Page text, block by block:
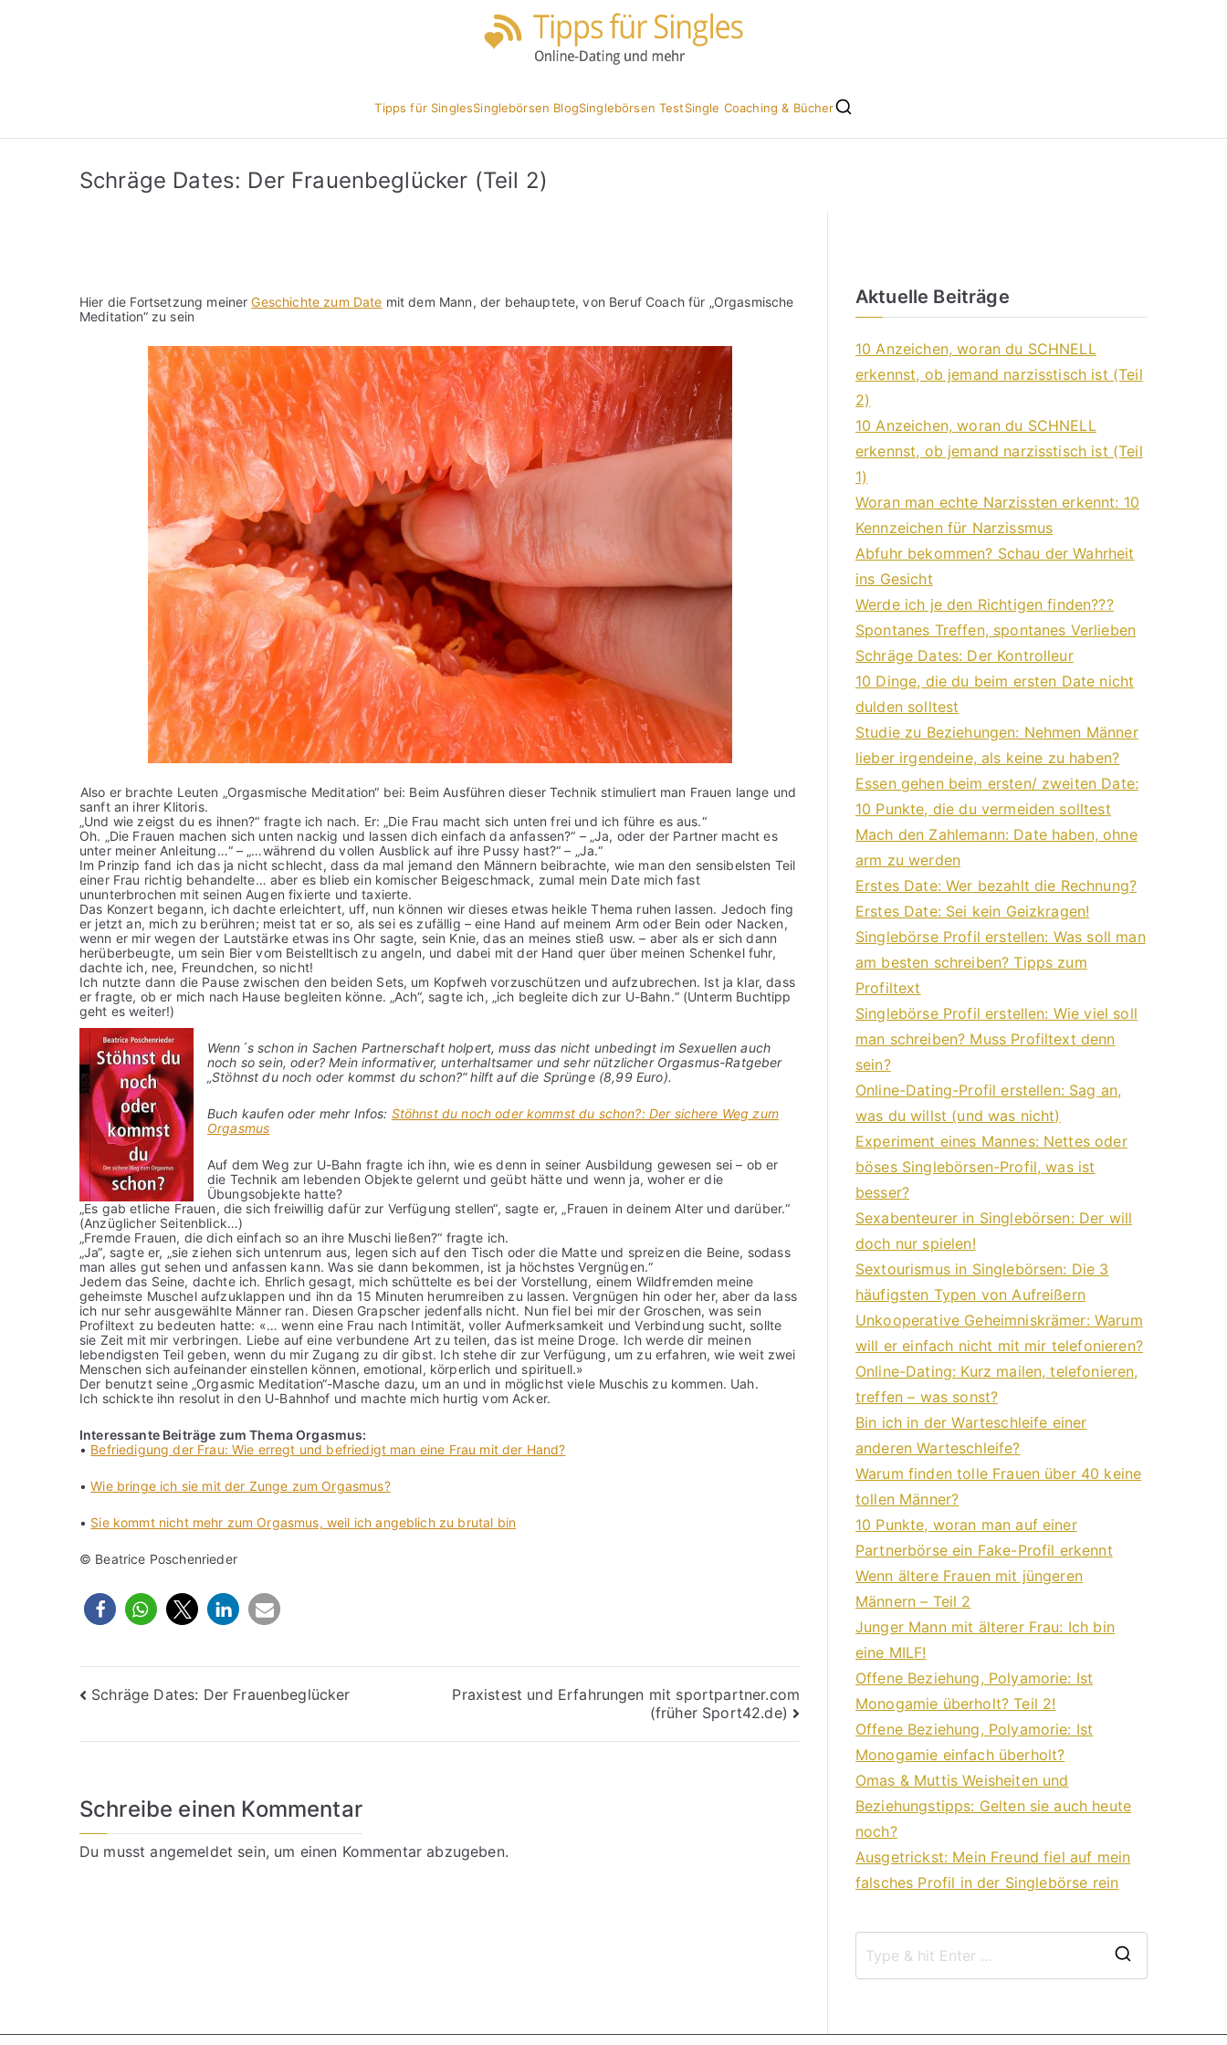
Tipps für SinglesSinglebörsen BlogSinglebörsen TestSingle Coaching & Bücher
Schräge Dates: Der Frauenbeglücker (Teil 2)
Hier die Fortsetzung meinerGeschichte zum Date mit dem Mann, der behauptete, von Beruf Coach für „Orgasmische
Meditation“ zu sein
Also er brachte Leuten „Orgasmische Meditation“ bei: Beim Ausführen dieser Technik stimuliert man Frauen lange und
sanft an ihrer Klitoris.
„Und wie zeigst du es ihnen?“ fragte ich nach. Er: „Die Frau macht sich unten frei und ich führe es aus.“
Oh. „Die Frauen machen sich unten nackig und lassen dich einfach da anfassen?“ – „Ja, oder der Partner macht es
unter meiner Anleitung…“ – „…während du vollen Ausblick auf ihre Pussy hast?“ – „Ja.“
Im Prinzip fand ich das ja nicht schlecht, dass da mal jemand den Männern beibrachte, wie man den sensibelsten Teil
einer Frau richtig behandelte… aber es blieb ein komischer Beigeschmack, zumal mein Date mich fast
ununterbrochen mit seinen Augen fixierte und taxierte.
Das Konzert begann, ich dachte erleichtert, uff, nun können wir dieses etwas heikle Thema ruhen lassen. Jedoch fing
er jetzt an, mich zu berühren; meist tat er so, als sei es zufällig – eine Hand auf meinem Arm oder Bein oder Nacken,
wenn er mir wegen der Lautstärke etwas ins Ohr sagte, sein Knie, das an meines stieß usw. – aber als er sich dann
herüberbeugte, um sein Bier vom Beistelltisch zu angeln, und dabei mit der Hand quer über meinen Schenkel fuhr,
dachte ich, nee, Freundchen, so nicht!
Ich nutzte dann die Pause zwischen den beiden Sets, um Kopfweh vorzuschützen und aufzubrechen. Ist ja klar, dass
er fragte, ob er mich nach Hause begleiten könne. „Ach“, sagte ich, „ich begleite dich zur U-Bahn.“ (Unterm Buchtipp
geht es weiter!)
Wenn´s schon in Sachen Partnerschaft holpert, muss das nicht unbedingt im Sexuellen auch
noch so sein, oder? Mein informativer, unterhaltsamer und sehr nützlicher Orgasmus-Ratgeber
„Stöhnst du noch oder kommst du schon?“ hilft auf die Sprünge (8,99 Euro).
Buch kaufen oder mehr Infos: Stöhnst du noch oder kommst du schon?: Der sichere Weg zum
Orgasmus
Auf dem Weg zur U-Bahn fragte ich ihn, wie es denn in seiner Ausbildung gewesen sei – ob er
die Technik am lebenden Objekte gelernt und geübt hätte und wenn ja, woher er die
Übungsobjekte hatte?
„Es gab etliche Frauen, die sich freiwillig dafür zur Verfügung stellen“, sagte er, „Frauen in deinem Alter und darüber.“
(Anzüglicher Seitenblick…)
„Fremde Frauen, die dich einfach so an ihre Muschi ließen?“ fragte ich.
„Ja“, sagte er, „sie ziehen sich untenrum aus, legen sich auf den Tisch oder die Matte und spreizen die Beine, sodass
man alles gut sehen und anfassen kann. Was sie dann bekommen, ist ja höchstes Vergnügen.“
Jedem das Seine, dachte ich. Ehrlich gesagt, mich schüttelte es bei der Vorstellung, einem Wildfremden meine
geheimste Muschel aufzuklappen und ihn da 15 Minuten herumreiben zu lassen. Vergnügen hin oder her, aber da lass
ich nur sehr ausgewählte Männer ran. Diesen Grapscher jedenfalls nicht. Nun fiel bei mir der Groschen, was sein
Profiltext zu bedeuten hatte: «… wenn eine Frau nach Intimität, voller Aufmerksamkeit und Verbindung sucht, sollte
sie Zeit mit mir verbringen. Liebe auf eine verbundene Art zu teilen, das ist meine Droge. Ich werde dir meinen
lebendigsten Teil geben, wenn du mir Zugang zu dir gibst. Ich stehe dir zur Verfügung, um zu erfahren, wie weit zwei
Menschen sich aufeinander einstellen können, emotional, körperlich und spirituell.»
Der benutzt seine „Orgasmic Meditation“-Masche dazu, um an und in möglichst viele Muschis zu kommen. Uah.
Ich schickte ihn resolut in den U-Bahnhof und machte mich hurtig vom Acker.
Interessante Beiträge zum Thema Orgasmus:
• Befriedigung der Frau: Wie erregt und befriedigt man eine Frau mit der Hand?
•Wie bringe ich sie mit der Zunge zum Orgasmus?
• Sie kommt nicht mehr zum Orgasmus, weil ich angeblich zu brutal bin
© Beatrice Poschenrieder
Beitragsnavigation
Schräge Dates: Der Frauenbeglücker
Praxistest und Erfahrungen mit sportpartner.com
(früher Sport42.de)
Schreibe einen Kommentar
Du musstangemeldet sein, um einen Kommentar abzugeben.
Aktuelle Beiträge
10 Anzeichen, woran du SCHNELL
erkennst, ob jemand narzisstisch ist (Teil
2)
10 Anzeichen, woran du SCHNELL
erkennst, ob jemand narzisstisch ist (Teil
1)
Woran man echte Narzissten erkennt: 10
Kennzeichen für Narzissmus
Abfuhr bekommen? Schau der Wahrheit
ins Gesicht
Werde ich je den Richtigen finden???
Spontanes Treffen, spontanes Verlieben
Schräge Dates: Der Kontrolleur
10 Dinge, die du beim ersten Date nicht
dulden solltest
Studie zu Beziehungen: Nehmen Männer
lieber irgendeine, als keine zu haben?
Essen gehen beim ersten/ zweiten Date:
10 Punkte, die du vermeiden solltest
Mach den Zahlemann: Date haben, ohne
arm zu werden
Erstes Date: Wer bezahlt die Rechnung?
Erstes Date: Sei kein Geizkragen!
Singlebörse Profil erstellen: Was soll man
am besten schreiben? Tipps zum
Profiltext
Singlebörse Profil erstellen: Wie viel soll
man schreiben? Muss Profiltext denn
sein?
Online-Dating-Profil erstellen: Sag an,
was du willst (und was nicht)
Experiment eines Mannes: Nettes oder
böses Singlebörsen-Profil, was ist
besser?
Sexabenteurer in Singlebörsen: Der will
doch nur spielen!
Sextourismus in Singlebörsen: Die 3
häufigsten Typen von Aufreißern
Unkooperative Geheimniskrämer: Warum
will er einfach nicht mit mir telefonieren?
Online-Dating: Kurz mailen, telefonieren,
treffen – was sonst?
Bin ich in der Warteschleife einer
anderen Warteschleife?
Warum finden tolle Frauen über 40 keine
tollen Männer?
10 Punkte, woran man auf einer
Partnerbörse ein Fake-Profil erkennt
Wenn ältere Frauen mit jüngeren
Männern – Teil 2
Junger Mann mit älterer Frau: Ich bin
eine MILF!
Offene Beziehung, Polyamorie: Ist
Monogamie überholt? Teil 2!
Offene Beziehung, Polyamorie: Ist
Monogamie einfach überholt?
Omas & Muttis Weisheiten und
Beziehungstipps: Gelten sie auch heute
noch?
Ausgetrickst: Mein Freund fiel auf mein
falsches Profil in der Singlebörse rein
e
c